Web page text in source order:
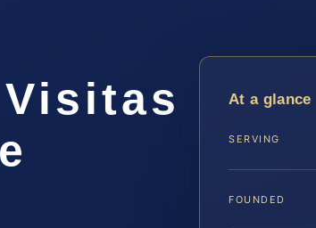
At a glance
SERVING
FOUNDED